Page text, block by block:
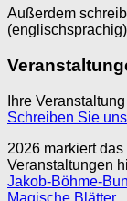
Außerdem
Ihre
Schreiben Sie
2026 markiert
Veranstaltungen
Jakob-Böhme-
Magische Blätter